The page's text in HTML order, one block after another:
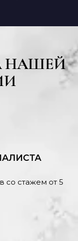
НАШЕЙ
со стажем от 5